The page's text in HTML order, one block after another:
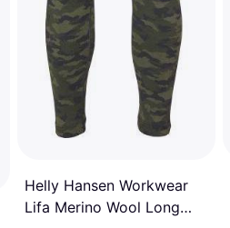
Helly Hansen Workwear
Lifa Merino Wool Long